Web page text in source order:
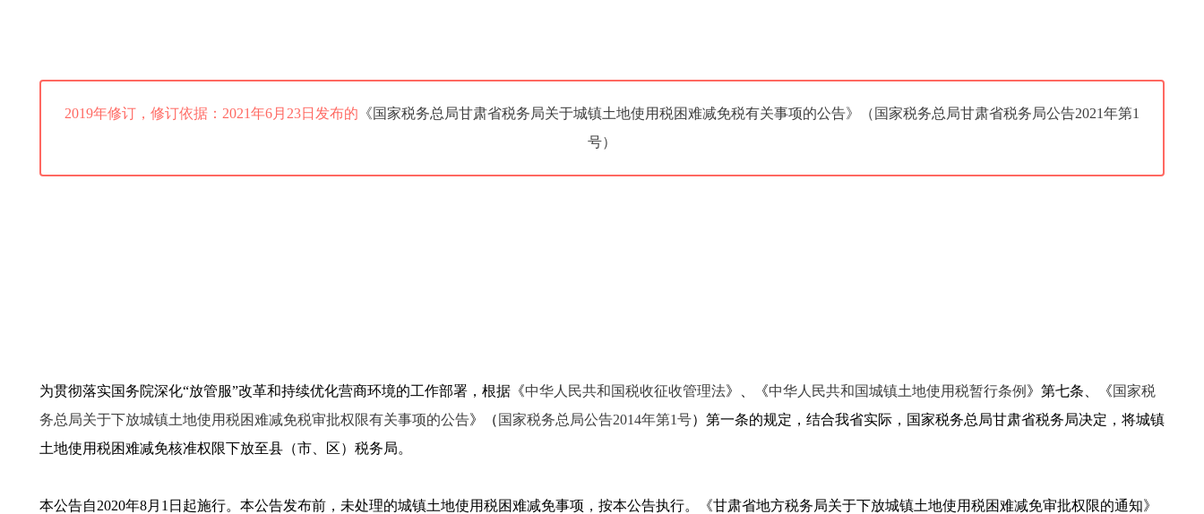
2019年修订，修订依据：2021年6月23日发布的 《国家税务总局甘肃省税务局关于城镇土地使用税困难减免税有关事项的公告》（国家税务总局甘肃省税务局公告2021年第1
号）
为贯彻落实国务院深化“放管服”改革和持续优化营商环境的工作部署，根据《中华人民共和国税收征收管理法》、《中华人民共和国城镇土地使用税暂行条例 》第七条、《国家税
务总局关于下放城镇土地使用税困难减免税审批权限有关事项的公告》（ 国家税务总局公告2014年第1号）第一条的规定，结合我省实际，国家税务总局甘肃省税务局决定，将城镇
土地使用税困难减免核准权限下放至县（市、区）税务局。
本公告自2020年8月1日起施行。本公告发布前，未处理的城镇土地使用税困难减免事项，按本公告执行。《甘肃省地方税务局关于下放城镇土地使用税困难减免审批权限的通知》